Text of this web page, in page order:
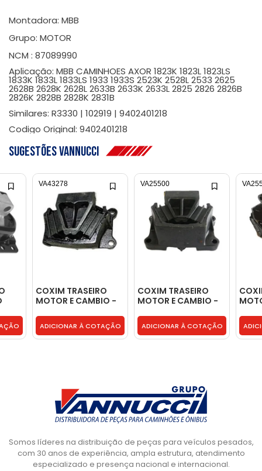
Montadora: MBB
Grupo: MOTOR
NCM : 87089990
Aplicação: MBB CAMINHOES AXOR 1823K 1823L 1823LS
1833K 1833L 1833LS 1933 1933S 2523K 2528L 2533 2625
2628B 2628K 2628L 2633B 2633K 2633L 2825 2826 2826B
2826K 2828B 2828K 2831B
Similares: R3330 | 102919 | 9402401218
Codigo Original: 9402401218
Sugestões Vannucci
COXIM TRASEIRO
MOTOR E CAMBIO -
ADICIONAR À COTAÇÃO
VA43278
COXIM TRASEIRO
MOTOR E CAMBIO -
ADICIONAR À COTAÇÃO
VA25500
Somos líderes na distribuição de peças para veículos pesados,
com 30 anos de experiência, ampla estrutura, atendimento
especializado e presença nacional e internacional.